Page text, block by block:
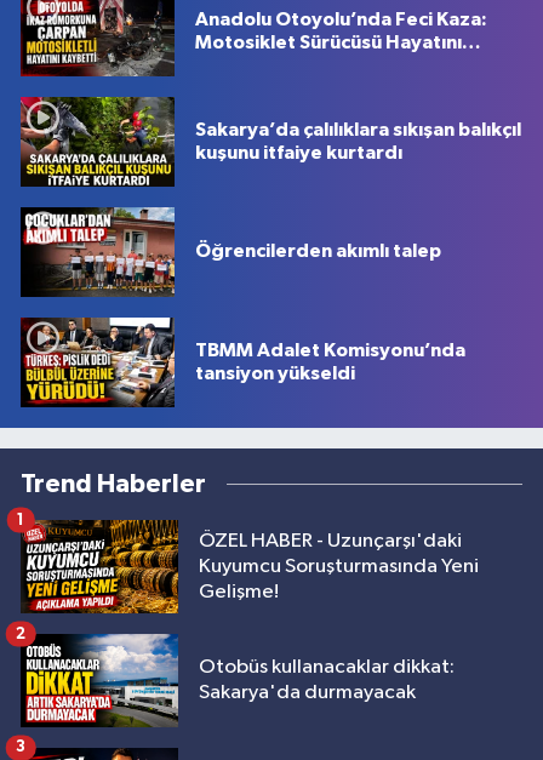
Anadolu Otoyolu’nda Feci Kaza:
Motosiklet Sürücüsü Hayatını
Sakarya’da çalılıklara sıkışan balıkçıl
kuşunu itfaiye kurtardı
Öğrencilerden akımlı talep
TBMM Adalet Komisyonu’nda
tansiyon yükseldi
Trend Haberler
ÖZEL HABER - Uzunçarşı'daki
Kuyumcu Soruşturmasında Yeni
Gelişme!
1
Otobüs kullanacaklar dikkat:
Sakarya'da durmayacak
2
3